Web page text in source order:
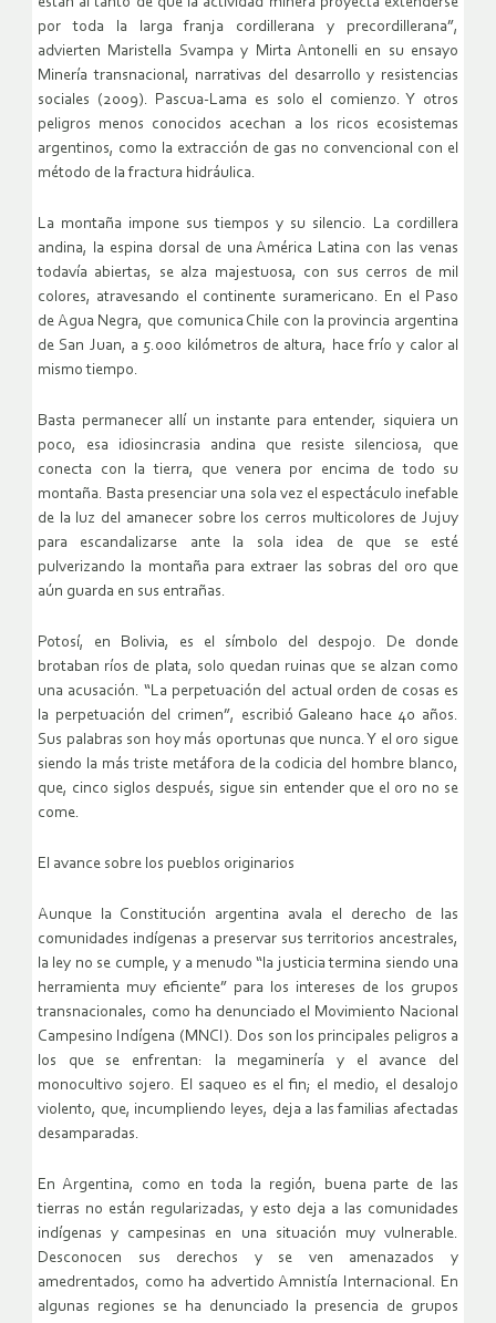
por toda la larga franja cordillerana y precordillerana”,
advierten Maristella Svampa y Mirta Antonelli en su ensayo
Minería transnacional, narrativas del desarrollo y resistencias
sociales (2009). Pascua-Lama es solo el comienzo. Y otros
peligros menos conocidos acechan a los ricos ecosistemas
argentinos, como la extracción de gas no convencional con el
método de la fractura hidráulica.
La montaña impone sus tiempos y su silencio. La cordillera
andina, la espina dorsal de una América Latina con las venas
todavía abiertas, se alza majestuosa, con sus cerros de mil
colores, atravesando el continente suramericano. En el Paso
de Agua Negra, que comunica Chile con la provincia argentina
de San Juan, a 5.000 kilómetros de altura, hace frío y calor al
mismo tiempo.
Basta permanecer allí un instante para entender, siquiera un
poco, esa idiosincrasia andina que resiste silenciosa, que
conecta con la tierra, que venera por encima de todo su
montaña. Basta presenciar una sola vez el espectáculo inefable
de la luz del amanecer sobre los cerros multicolores de Jujuy
para escandalizarse ante la sola idea de que se esté
pulverizando la montaña para extraer las sobras del oro que
aún guarda en sus entrañas.
Potosí, en Bolivia, es el símbolo del despojo. De donde
brotaban ríos de plata, solo quedan ruinas que se alzan como
una acusación. “La perpetuación del actual orden de cosas es
la perpetuación del crimen”, escribió Galeano hace 40 años.
Sus palabras son hoy más oportunas que nunca. Y el oro sigue
siendo la más triste metáfora de la codicia del hombre blanco,
que, cinco siglos después, sigue sin entender que el oro no se
come.
El avance sobre los pueblos originarios
Aunque la Constitución argentina avala el derecho de las
comunidades indígenas a preservar sus territorios ancestrales,
la ley no se cumple, y a menudo “la justicia termina siendo una
herramienta muy eficiente” para los intereses de los grupos
transnacionales, como ha denunciado el Movimiento Nacional
Campesino Indígena (MNCI). Dos son los principales peligros a
los que se enfrentan: la megaminería y el avance del
monocultivo sojero. El saqueo es el fin; el medio, el desalojo
violento, que, incumpliendo leyes, deja a las familias afectadas
desamparadas.
En Argentina, como en toda la región, buena parte de las
tierras no están regularizadas, y esto deja a las comunidades
indígenas y campesinas en una situación muy vulnerable.
Desconocen sus derechos y se ven amenazados y
amedrentados, como ha advertido Amnistía Internacional. En
algunas regiones se ha denunciado la presencia de grupos